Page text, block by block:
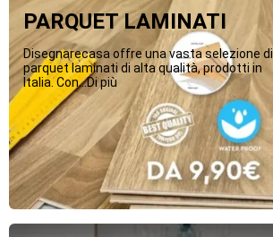
PARQUET LAMINATI
Disegnarecasa offre una vasta selezione di
parquet laminati di alta qualità, prodotti in
Italia. Con...Di più